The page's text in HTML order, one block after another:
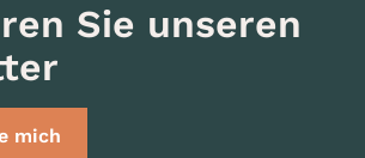
Sie unseren
mich